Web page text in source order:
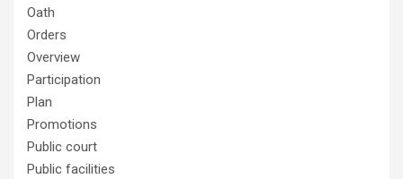
Oath
Orders
Overview
Participation
Plan
Promotions
Public court
Public facilities